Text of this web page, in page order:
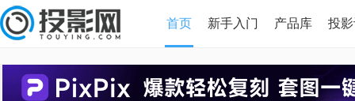
首页 新手入门 产品库 投